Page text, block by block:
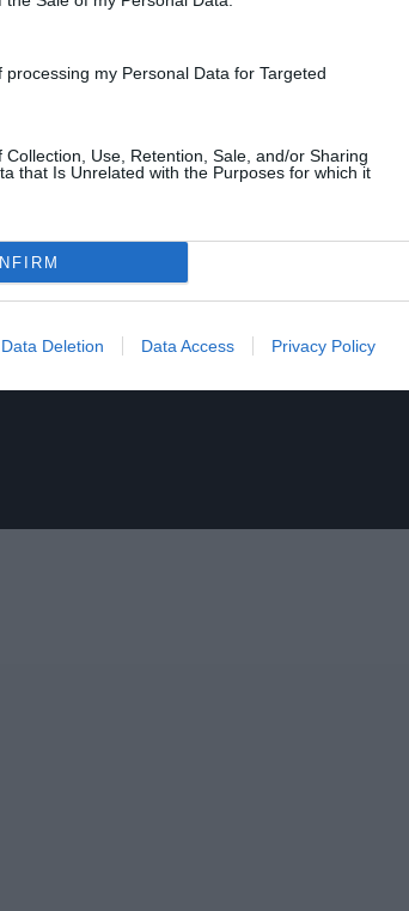
processing my Personal Data for Targeted
Collection, Use, Retention, Sale, and/or Sharing
that Is Unrelated with the Purposes for which it
Data Deletion Data Access Privacy Policy